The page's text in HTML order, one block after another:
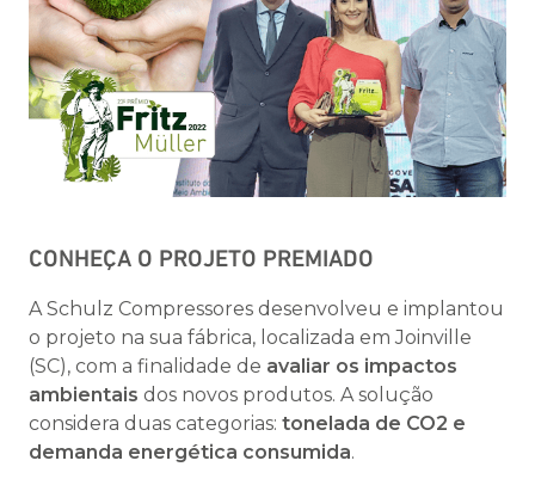
CONHEÇA O PROJETO PREMIADO
A Schulz Compressores desenvolveu e implantou
o projeto na sua fábrica, localizada em Joinville
(SC), com a finalidade de avaliar os impactos
ambientais dos novos produtos. A solução
considera duas categorias: tonelada de CO2 e
demanda energética consumida.